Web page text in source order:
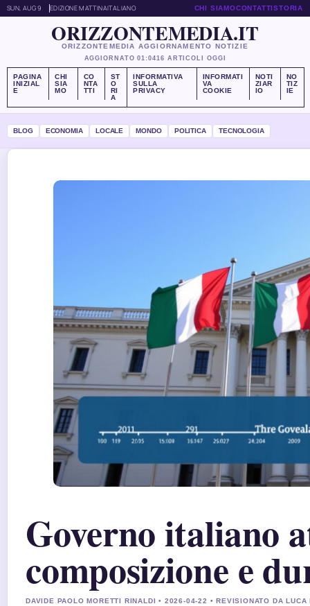
SUN, AUG 9 EDIZIONE MATTINAITALIANO CHI SIAMOCONTATTISTORIA
ORIZZONTEMEDIA.IT
ORIZZONTEMEDIA AGGIORNAMENTO NOTIZIE
AGGIORNATO 01:0416 ARTICOLI OGGI
PAGINA
INIZIAL
E
CHI
SIA
MO
CO
NTA
TTI
ST
O
RI
A
INFORMATIVA
SULLA
PRIVACY
INFORMATI
VA
COOKIE
NOTI
ZIAR
IO
NO
TIZ
IE
BLOG ECONOMIA LOCALE MONDO POLITICA TECNOLOGIA
Governo italiano
composizione e
DAVIDE PAOLO MORETTI RINALDI • 2026-04-22 • REVISIONATO DA LUCA